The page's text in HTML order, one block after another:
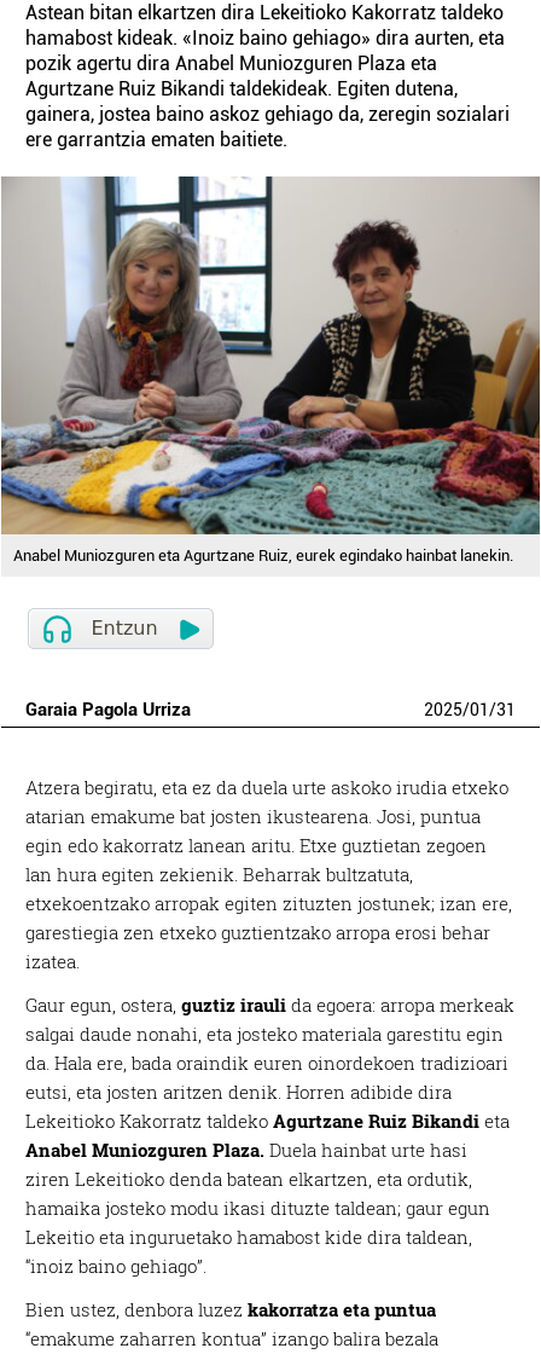
Astean bitan elkartzen dira Lekeitioko Kakorratz taldeko
hamabost kideak. «Inoiz baino gehiago» dira aurten, eta
pozik agertu dira Anabel Muniozguren Plaza eta
Agurtzane Ruiz Bikandi taldekideak. Egiten dutena,
gainera, jostea baino askoz gehiago da, zeregin sozialari
ere garrantzia ematen baitiete.
Anabel Muniozguren eta Agurtzane Ruiz, eurek egindako hainbat lanekin.
Garaia Pagola Urriza 2025/01/31
Atzera begiratu, eta ez da duela urte askoko irudia etxeko
atarian emakume bat josten ikustearena. Josi, puntua
egin edo kakorratz lanean aritu. Etxe guztietan zegoen
lan hura egiten zekienik. Beharrak bultzatuta,
etxekoentzako arropak egiten zituzten jostunek; izan ere,
garestiegia zen etxeko guztientzako arropa erosi behar
izatea.
Gaur egun, ostera,guztiz irauli da egoera: arropa merkeak
salgai daude nonahi, eta josteko materiala garestitu egin
da. Hala ere, bada oraindik euren oinordekoen tradizioari
eutsi, eta josten aritzen denik. Horren adibide dira
Lekeitioko Kakorratz taldekoAgurtzane Ruiz Bikandi eta
Anabel Muniozguren Plaza. Duela hainbat urte hasi
ziren Lekeitioko denda batean elkartzen, eta ordutik,
hamaika josteko modu ikasi dituzte taldean; gaur egun
Lekeitio eta inguruetako hamabost kide dira taldean,
“inoiz baino gehiago”.
Bien ustez, denbora luzezkakorratza eta puntua
“emakume zaharren kontua” izango balira bezala